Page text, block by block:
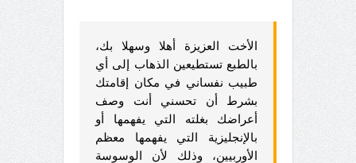
الأخت العزيزة أهلا وسهلا بك،
بالطبع تستطيعين الذهاب إلى أي
طبيب نفساني في مكان إقامتك
بشرط أن تحسني أنت وصف
أعراضك بغلته التي يفهمها أو
بالإنجليزية التي يفهمها معظم
الأوربيين، وذلك لأن الوسوسة